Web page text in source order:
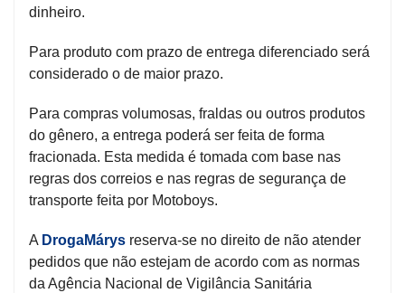
dinheiro.
Para produto com prazo de entrega diferenciado será
considerado o de maior prazo.
Para compras volumosas, fraldas ou outros produtos
do gênero, a entrega poderá ser feita de forma
fracionada. Esta medida é tomada com base nas
regras dos correios e nas regras de segurança de
transporte feita por Motoboys.
A DrogaMárys reserva-se no direito de não atender
pedidos que não estejam de acordo com as normas
da Agência Nacional de Vigilância Sanitária